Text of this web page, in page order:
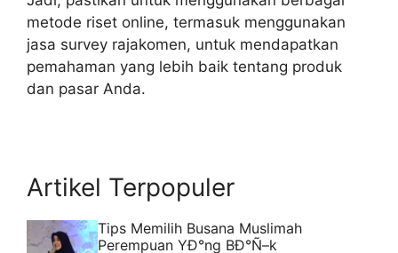
metode riset online, termasuk menggunakan
jasa survey rajakomen, untuk mendapatkan
pemahaman yang lebih baik tentang produk
dan pasar Anda.
Artikel Terpopuler
Tips Memilih Busana Muslimah
Perempuan YÐ°ng BÐ°Ñ–k